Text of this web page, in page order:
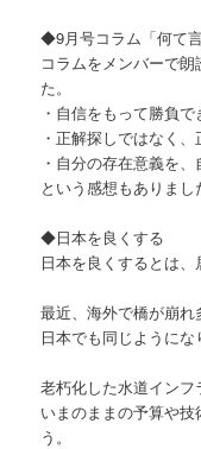
◆9月号コラム「何て
コラムをメンバーで
た。
・自信をもって勝負
・正解探しではなく
・自分の存在意義を
という感想もありまし
◆日本を良くする
日本を良くするとは
最近、海外で橋が崩れ
日本でも同じようにな
老朽化した水道インフ
いまのままの予算や
う。